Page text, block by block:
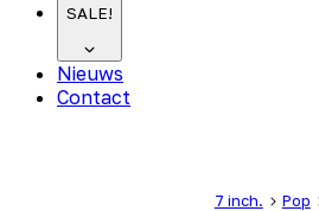
SALE!
Nieuws
Contact
7 inch. Pop